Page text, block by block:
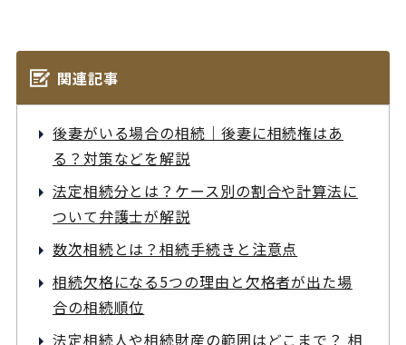
関連記事
後妻がいる場合の相続｜後妻に相続権はあ
る？対策などを解説
法定相続分とは？ケース別の割合や計算法に
ついて弁護士が解説
数次相続とは？相続手続きと注意点
相続欠格になる5つの理由と欠格者が出た場
合の相続順位
法定相続人や相続財産の範囲はどこまで？ 相